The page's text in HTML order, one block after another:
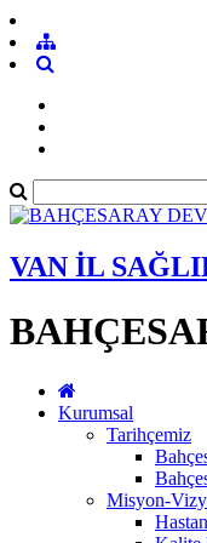
VAN İL
Kurumsal
Tarihçemiz
Misyon-